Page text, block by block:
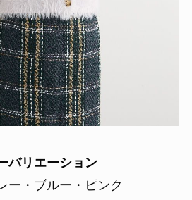
バリエーション
ー・ブルー・ピンク